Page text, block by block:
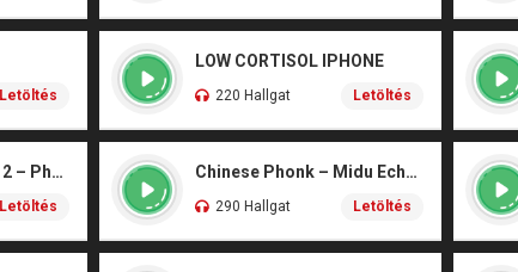
Letöltés
LOW CORTISOL IPHONE
220 Hallgat Letöltés
Montagem Santa Fe 2 – Phonk (iPhone)
Letöltés
Chinese Phonk – Midu Echoing (Marimba)
290 Hallgat Letöltés